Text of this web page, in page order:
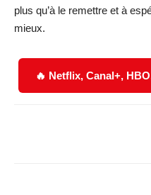
plus qu’à le remettre et à
mieux.
🔥 Netflix, Canal+,